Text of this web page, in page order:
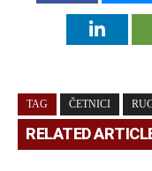
TAG ČETNICI
RELATED